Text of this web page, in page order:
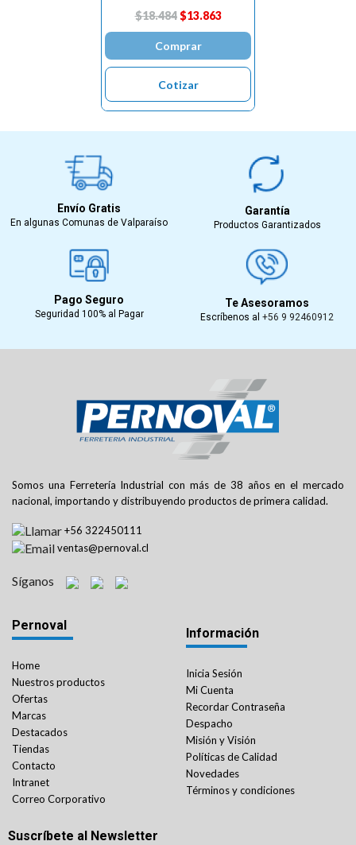
$18.484 $13.863
Comprar
Cotizar
Envío Gratis
En algunas Comunas de Valparaíso
Garantía
Productos Garantizados
Pago Seguro
Seguridad 100% al Pagar
Te Asesoramos
Escríbenos al +56 9 92460912
Somos una Ferretería Industrial con más de 38 años en el mercado
nacional, importando y distribuyendo productos de primera calidad.
+56 322450111
ventas@pernoval.cl
Síganos
Pernoval
Home
Nuestros productos
Ofertas
Marcas
Destacados
Tiendas
Contacto
Intranet
Correo Corporativo
Información
Inicia Sesión
Mi Cuenta
Recordar Contraseña
Despacho
Misión y Visión
Políticas de Calidad
Novedades
Términos y condiciones
Suscríbete al Newsletter